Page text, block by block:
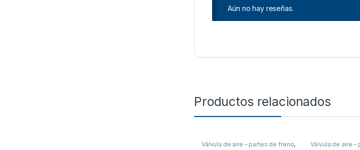
Aún no hay reseñas.
Productos relacionados
Válvula de aire – partes de freno,
Válvula de aire